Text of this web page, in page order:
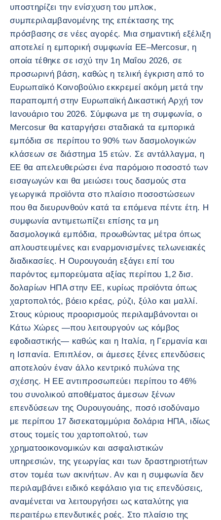
υποστηρίζει την ενίσχυση του μπλοκ,
συμπεριλαμβανομένης της επέκτασης της
πρόσβασης σε νέες αγορές. Μια σημαντική εξέλιξη
αποτελεί η εμπορική συμφωνία ΕΕ–Mercosur, η
οποία τέθηκε σε ισχύ την 1η Μαΐου 2026, σε
προσωρινή βάση, καθώς η τελική έγκριση από το
Ευρωπαϊκό Κοινοβούλιο εκκρεμεί ακόμη μετά την
παραπομπή στην Ευρωπαϊκή Δικαστική Αρχή τον
Ιανουάριο του 2026. Σύμφωνα με τη συμφωνία, ο
Mercosur θα καταργήσει σταδιακά τα εμπορικά
εμπόδια σε περίπου το 90% των δασμολογικών
κλάσεων σε διάστημα 15 ετών. Σε αντάλλαγμα, η
ΕΕ θα απελευθερώσει ένα παρόμοιο ποσοστό των
εισαγωγών και θα μειώσει τους δασμούς στα
γεωργικά προϊόντα στο πλαίσιο ποσοστώσεων
που θα διευρυνθούν κατά τα επόμενα πέντε έτη. Η
συμφωνία αντιμετωπίζει επίσης τα μη
δασμολογικά εμπόδια, προωθώντας μέτρα όπως
απλουστευμένες και εναρμονισμένες τελωνειακές
διαδικασίες. Η Ουρουγουάη εξάγει επί του
παρόντος εμπορεύματα αξίας περίπου 1,2 δισ.
δολαρίων ΗΠΑ στην ΕΕ, κυρίως προϊόντα όπως
χαρτοπολτός, βόειο κρέας, ρύζι, ξύλο και μαλλί.
Στους κύριους προορισμούς περιλαμβάνονται οι
Κάτω Χώρες —που λειτουργούν ως κόμβος
εφοδιαστικής— καθώς και η Ιταλία, η Γερμανία και
η Ισπανία. Επιπλέον, οι άμεσες ξένες επενδύσεις
αποτελούν έναν άλλο κεντρικό πυλώνα της
σχέσης. Η ΕΕ αντιπροσωπεύει περίπου το 46%
του συνολικού αποθέματος άμεσων ξένων
επενδύσεων της Ουρουγουάης, ποσό ισοδύναμο
με περίπου 17 δισεκατομμύρια δολάρια ΗΠΑ, ιδίως
στους τομείς του χαρτοπολτού, των
χρηματοοικονομικών και ασφαλιστικών
υπηρεσιών, της γεωργίας και των δραστηριοτήτων
στον τομέα των ακινήτων. Αν και η συμφωνία δεν
περιλαμβάνει ειδικό κεφάλαιο για τις επενδύσεις,
αναμένεται να λειτουργήσει ως καταλύτης για
περαιτέρω επενδυτικές ροές. Στο πλαίσιο της